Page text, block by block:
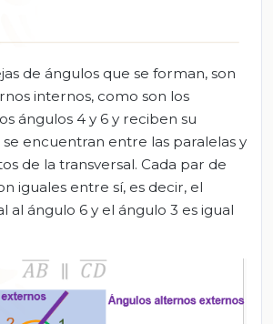
de ángulos que se forman, son
internos, como son los
ángulos 4 y 6 y reciben su
encuentran entre las paralelas y
de la transversal. Cada par de
iguales entre sí, es decir, el
al ángulo 6 y el ángulo 3 es igual